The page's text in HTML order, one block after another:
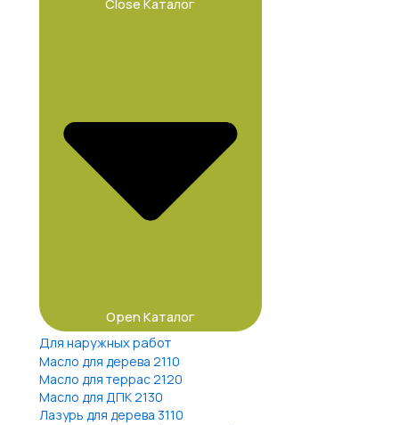
Close Каталог
Open Каталог
Для наружных работ
Масло для дерева 2110
Масло для террас 2120
Масло для ДПК 2130
Лазурь для дерева 3110